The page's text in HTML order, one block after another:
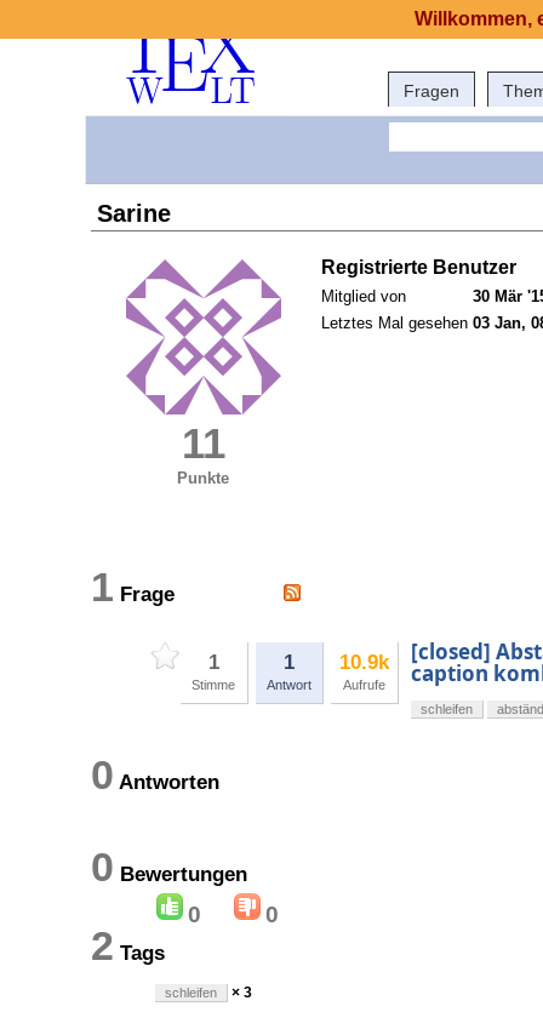
Fragen
Sarine
11
Punkte
Registrierte Benutzer
Mitglied von
30 Mär
Letztes Mal gesehen 03 Jan,
1 Frage
1
Stimme
1
Antwort
10.9k
Aufrufe
[closed]
caption
schleifen
0 Antworten
0 Bewertungen
0 0
2 Tags
schleifen × 3
Willkommen,